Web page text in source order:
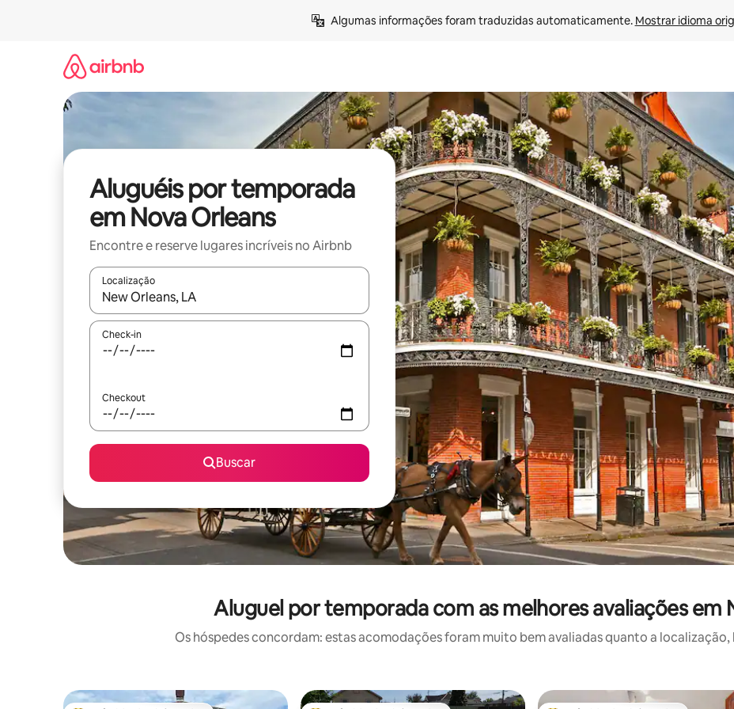
Algumas informações foram traduzidas automaticamente. Mostrar idioma
Aluguéis por temporada
em Nova Orleans
Encontre e reserve lugares incríveis no Airbnb
Localização
Quando os resultados estiverem disponíveis, explore-os usando as seta para cima e para baixo do teclado ou tocando e
Check-in
Checkout
Buscar
Aluguel por temporada com as melhores avaliações em
Os hóspedes concordam: estas acomodações foram muito bem avaliadas quanto a